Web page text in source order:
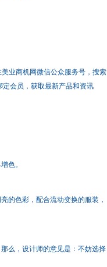
业商机网微信公众服务号，搜索
定会员，获取最新产品和资讯
色。
的色彩，配合流动变换的服装，
么，设计师的意见是：不妨选择